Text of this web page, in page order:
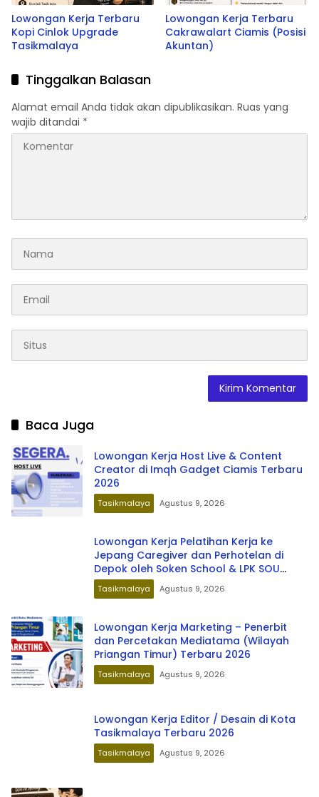
Lowongan Kerja Terbaru
Kopi Cinlok Upgrade
Tasikmalaya
Lowongan Kerja Terbaru
Cakrawalart Ciamis (Posisi
Akuntan)
Tinggalkan Balasan
Alamat email Anda tidak akan dipublikasikan. Ruas yang
wajib ditandai *
Baca Juga
Lowongan Kerja Host Live & Content
Creator di Imqh Gadget Ciamis Terbaru
2026
Tasikmalaya Agustus 9, 2026
Lowongan Kerja Pelatihan Kerja ke
Jepang Caregiver dan Perhotelan di
Depok oleh Soken School & LPK SOU
Depok School
Tasikmalaya Agustus 9, 2026
Lowongan Kerja Marketing – Penerbit
dan Percetakan Mediatama (Wilayah
Priangan Timur) Terbaru 2026
Tasikmalaya Agustus 9, 2026
Lowongan Kerja Editor / Desain di Kota
Tasikmalaya Terbaru 2026
Tasikmalaya Agustus 9, 2026